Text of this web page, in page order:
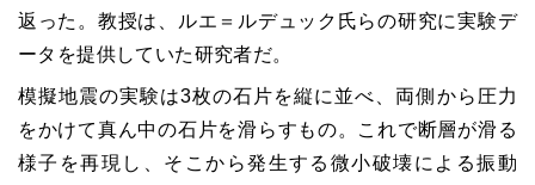
返った。教授は、ルエ＝ルデュック氏らの研究に実験デ
ータを提供していた研究者だ。
模擬地震の実験は3枚の石片を縦に並べ、両側から圧力
をかけて真ん中の石片を滑らすもの。これで断層が滑る
様子を再現し、そこから発生する微小破壊による振動